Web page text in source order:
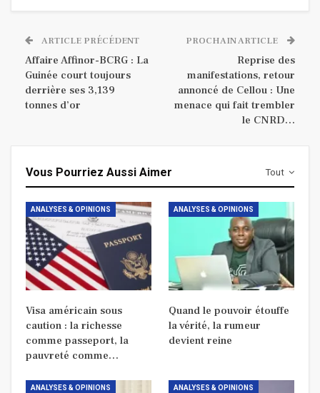
ARTICLE PRÉCÉDENT
Affaire Affinor-BCRG : La
Guinée court toujours
derrière ses 3,139
tonnes d’or
PROCHAIN ARTICLE
Reprise des
manifestations, retour
annoncé de Cellou : Une
menace qui fait trembler
le CNRD…
Tout
Vous Pourriez Aussi Aimer
ANALYSES & OPINIONS
Visa américain sous
caution : la richesse
comme passeport, la
pauvreté comme…
ANALYSES & OPINIONS
Quand le pouvoir étouffe
la vérité, la rumeur
devient reine
ANALYSES & OPINIONS ANALYSES & OPINIONS